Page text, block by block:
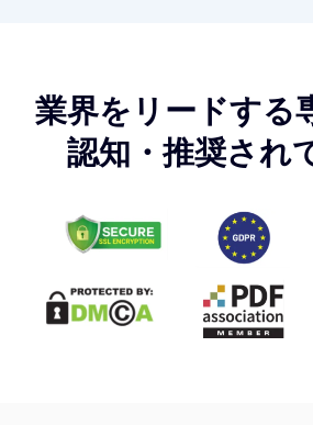
業界をリードする
認知・推奨され